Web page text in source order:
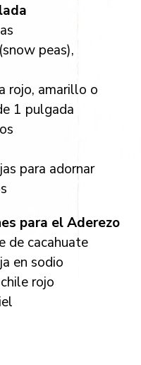
peas),
rojo, amarillo o
1 pulgada
para adornar
para el Aderezo
de cacahuate
en sodio
rojo